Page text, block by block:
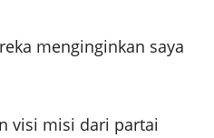
menginginkan saya
visi misi dari partai